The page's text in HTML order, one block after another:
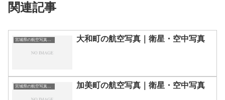
関連記事
宮城県の航空写真・空中写真 大和町の航空写真｜衛星・空中写真
宮城県の航空写真・空中写真 加美町の航空写真｜衛星・空中写真